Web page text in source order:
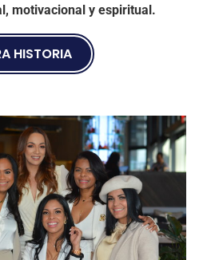
motivacional y espiritual.
HISTORIA